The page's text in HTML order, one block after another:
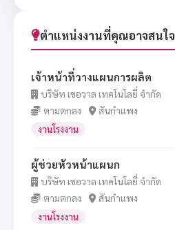
ตำแหน่งงานที่คุณอาจสนใจ
เจ้าหน้าที่วางแผนการผลิต
บริษัท เชอวาล เทคโนโลยี่ จำกัด
ตามตกลง
สันกำแพง
งานโรงงาน
ผู้ช่วยหัวหน้าแผนก
บริษัท เชอวาล เทคโนโลยี่ จำกัด
ตามตกลง
สันกำแพง
งานโรงงาน